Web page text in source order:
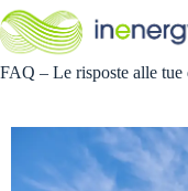
Salta
al
contenuto
FAQ – Le risposte alle